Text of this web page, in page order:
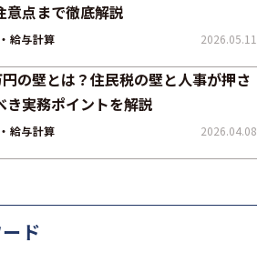
意点まで徹底解説
給与計算 2026.05.11
の壁とは？住民税の壁と人事が押さ
き実務ポイントを解説
給与計算 2026.04.08
ド